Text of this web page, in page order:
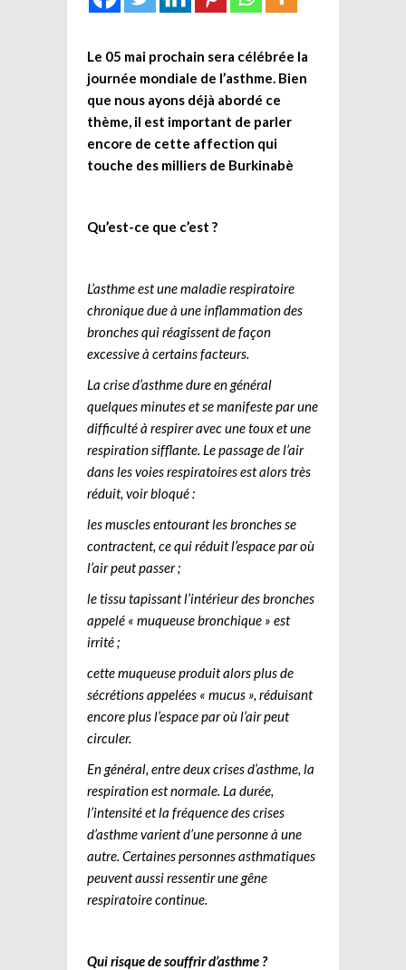
Le 05 mai prochain sera célébrée la
journée mondiale de l’asthme. Bien
que nous ayons déjà abordé ce
thème, il est important de parler
encore de cette affection qui
touche des milliers de Burkinabè
Qu’est-ce que c’est ?
L’asthme est une maladie respiratoire
chronique due à une inflammation des
bronches qui réagissent de façon
excessive à certains facteurs.
La crise d’asthme dure en général
quelques minutes et se manifeste par une
difficulté à respirer avec une toux et une
respiration sifflante. Le passage de l’air
dans les voies respiratoires est alors très
réduit, voir bloqué :
les muscles entourant les bronches se
contractent, ce qui réduit l’espace par où
l’air peut passer ;
le tissu tapissant l’intérieur des bronches
appelé « muqueuse bronchique » est
irrité ;
cette muqueuse produit alors plus de
sécrétions appelées « mucus », réduisant
encore plus l’espace par où l’air peut
circuler.
En général, entre deux crises d’asthme, la
respiration est normale. La durée,
l’intensité et la fréquence des crises
d’asthme varient d’une personne à une
autre. Certaines personnes asthmatiques
peuvent aussi ressentir une gêne
respiratoire continue.
Qui risque de souffrir d’asthme ?